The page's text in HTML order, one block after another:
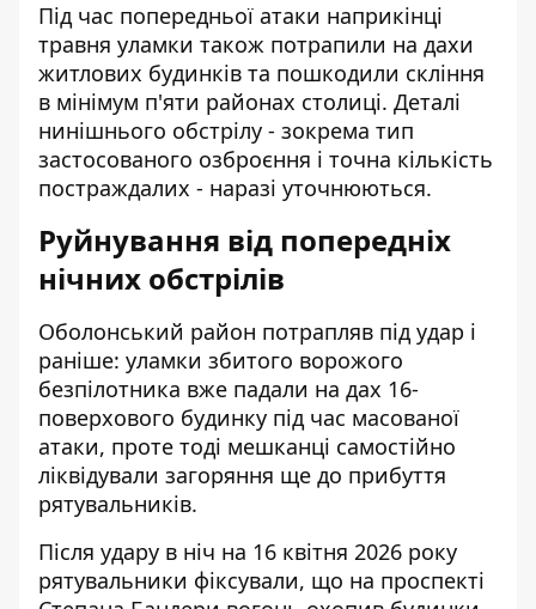
Під час попередньої атаки наприкінці
травня уламки також потрапили на дахи
житлових будинків та пошкодили скління
в мінімум п'яти районах столиці. Деталі
нинішнього обстрілу - зокрема тип
застосованого озброєння і точна кількість
постраждалих - наразі уточнюються.
Руйнування від попередніх
нічних обстрілів
Оболонський район потрапляв під удар і
раніше: уламки збитого ворожого
безпілотника вже падали на дах 16-
поверхового будинку під час масованої
атаки, проте тоді мешканці самостійно
ліквідували загоряння ще до прибуття
рятувальників.
Після удару в ніч на 16 квітня 2026 року
рятувальники фіксували, що на проспекті